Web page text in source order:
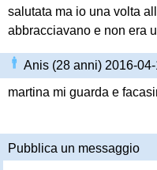
salutata ma io una volta
abbracciavano e non era
Anis (28 anni) 2016-
martina mi guarda e
Pubblica un messaggio